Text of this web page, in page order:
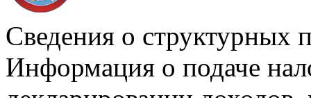
Сведения о структурных
Информация о подаче